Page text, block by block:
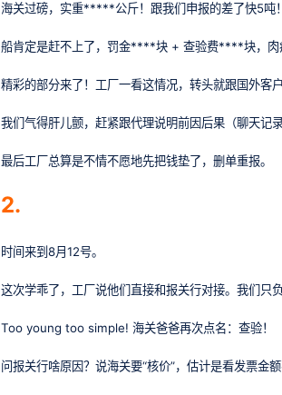
海关过磅，实重*****公斤！跟我们申报的差了快5吨
船肯定是赶不上了，罚金****块 + 查验费****块，肉
精彩的部分来了！工厂一看这情况，转头就跟国外客
我们气得肝儿颤，赶紧跟代理说明前因后果（聊天记
最后工厂总算是不情不愿地先把钱垫了，删单重报。
2.
时间来到8月12号。
这次学乖了，工厂说他们直接和报关行对接。我们只
Too young too simple! 海关爸爸再次点名：查验！
问报关行啥原因？说海关要“核价”，估计是看发票金